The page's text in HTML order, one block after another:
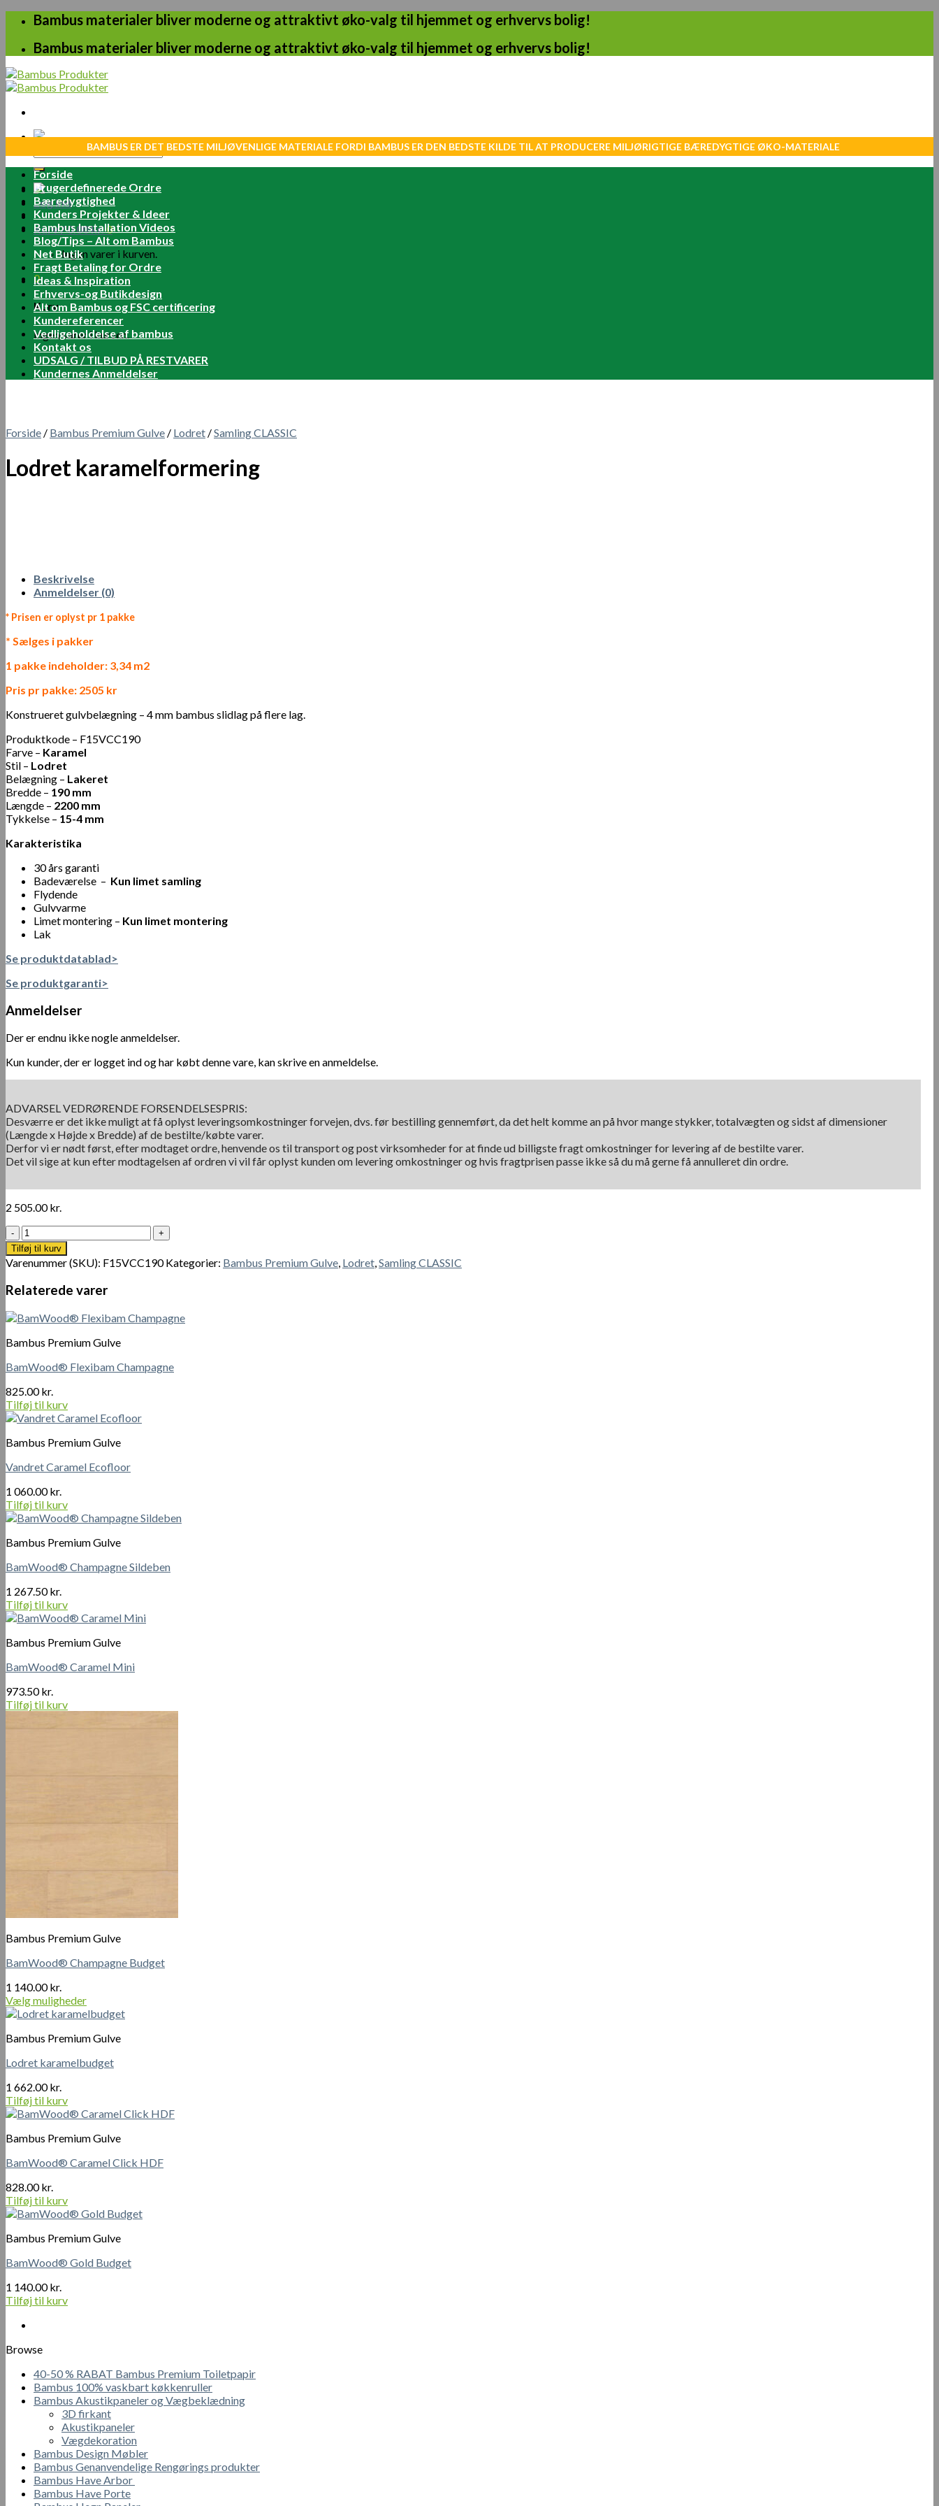
Skip
content
Bambus materialer bliver moderne og attraktivt øko-valg til hjemmet og erhvervs bolig!
Bambus materialer bliver moderne og attraktivt øko-valg til hjemmet og erhvervs bolig!
efter:
Log ind
Kurv /0.00kr.0
Ingen varer i kurven.
0
Kurv
Ingen varer i kurven.
BAMBUS ER DET BEDSTE MILJØVENLIGE MATERIALE FORDI BAMBUS ER DEN BEDSTE KILDE TIL AT PRODUCERE MILJØRIGTIGE BÆREDYGTIGE ØKO-MATERIALE
Forside
Brugerdefinerede Ordre
Bæredygtighed
Kunders Projekter & Ideer
Bambus Installation Videos
Blog/Tips – Alt om Bambus
Net Butik
Fragt Betaling for Ordre
Ideas & Inspiration
Erhvervs-og Butikdesign
Alt om Bambus og FSC certificering
Kundereferencer
Vedligeholdelse af bambus
Kontakt os
UDSALG / TILBUD PÅ RESTVARER
Kundernes Anmeldelser
Forside / Bambus Premium Gulve / Lodret /Samling CLASSIC
Lodret karamelformering
Beskrivelse
Anmeldelser (0)
* Prisen er oplyst pr 1 pakke
* Sælges i pakker
1 pakke indeholder: 3,34 m2
Pris pr pakke: 2505 kr
Konstrueret gulvbelægning – 4 mm bambus slidlag på flere lag.
Produktkode – F15VCC190
Farve – Karamel
Stil – Lodret
Belægning – Lakeret
Bredde – 190 mm
Længde – 2200 mm
Tykkelse – 15-4 mm
Karakteristika
30 års garanti
Badeværelse – Kun limet samling
Flydende
Gulvvarme
Limet montering – Kun limet montering
Lak
Se produktdatablad>
Se produktgaranti>
Anmeldelser
Der er endnu ikke nogle anmeldelser.
Kun kunder, der er logget ind og har købt denne vare, kan skrive en anmeldelse.
ADVARSEL VEDRØRENDE FORSENDELSESPRIS:
Desværre er det ikke muligt at få oplyst leveringsomkostninger forvejen, dvs. før bestilling gennemført, da det helt komme an på hvor mange stykker, totalvægten og sidst af dimensioner
(Længde x Højde x Bredde) af de bestilte/købte varer.
Derfor vi er nødt først, efter modtaget ordre, henvende os til transport og post virksomheder for at finde ud billigste fragt omkostninger for levering af de bestilte varer.
Det vil sige at kun efter modtagelsen af ordren vi vil får oplyst kunden om levering omkostninger og hvis fragtprisen passe ikke så du må gerne få annulleret din ordre.
2 505.00kr.
Lodret
karamelformering
antal
Tilføj til kurv
Varenummer (SKU): F15VCC190 Kategorier: Bambus Premium Gulve, Lodret,Samling CLASSIC
Relaterede varer
Bambus Premium Gulve
BamWood® Flexibam Champagne
825.00kr.
Tilføj til kurv
Bambus Premium Gulve
Vandret Caramel Ecofloor
1 060.00kr.
Tilføj til kurv
Bambus Premium Gulve
BamWood® Champagne Sildeben
1 267.50kr.
Tilføj til kurv
Bambus Premium Gulve
BamWood® Caramel Mini
973.50kr.
Tilføj til kurv
Bambus Premium Gulve
BamWood® Champagne Budget
1 140.00kr.
Vælg muligheder
Dette
har
varianter.
kan
vælges
på
varesiden
Bambus Premium Gulve
Lodret karamelbudget
1 662.00kr.
Tilføj til kurv
Bambus Premium Gulve
BamWood® Caramel Click HDF
828.00kr.
Tilføj til kurv
Bambus Premium Gulve
BamWood® Gold Budget
1 140.00kr.
Tilføj til kurv
Browse
40-50 % RABAT Bambus Premium Toiletpapir
Bambus 100% vaskbart køkkenruller
Bambus Akustikpaneler og Vægbeklædning
3D firkant
Akustikpaneler
Vægdekoration
Bambus Design Møbler
Bambus Genanvendelige Rengørings produkter
Bambus Have Arbor
Bambus Have Porte